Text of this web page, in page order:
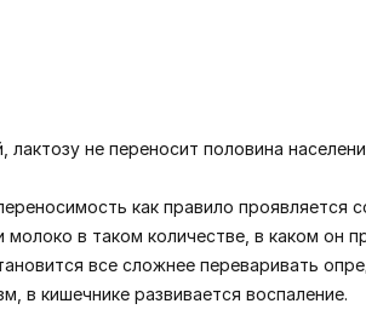
не переносит половина
как правило проявляется
в таком количестве, в каком он
все сложнее переваривать
в кишечнике развивается воспаление.